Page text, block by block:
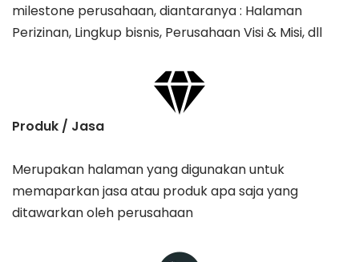
milestone perusahaan, diantaranya : Halaman
Perizinan, Lingkup bisnis, Perusahaan Visi & Misi, dll
Produk / Jasa
Merupakan halaman yang digunakan untuk
memaparkan jasa atau produk apa saja yang
ditawarkan oleh perusahaan